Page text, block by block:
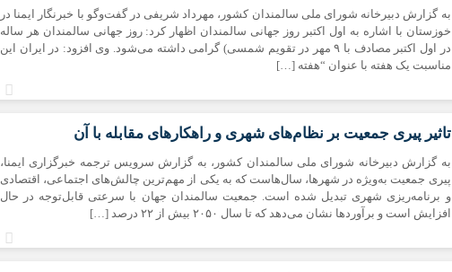
به گزارش دبیرخانه شورای ملی سالمندان کشور، مهرداد شریفی در گفت‌وگو با خبرنگار ایمنا در
خوزستان با اشاره به اول اکتبر روز جهانی سالمندان اظهار کرد: روز جهانی سالمندان هر ساله
در اول اکتبر مصادف با ۹ مهر در تقویم شمسی) گرامی داشته می‌شود. وی افزود: در ایران این
مناسبت یک هفته با عنوان “هفته […]
تاثیر پیری جمعیت بر نظام‌های شهری و راهکارهای مقابله با آن
به گزارش دبیرخانه شورای ملی سالمندان کشور، به گزارش سرویس ترجمه خبرگزاری ایمنا،
پیری جمعیت به‌ویژه در شهرها، سال‌هاست که به یکی از مهم‌ترین چالش‌های اجتماعی، اقتصادی
و برنامه‌ریزی شهری تبدیل شده است. جمعیت سالمندان جهان با سرعتی قابل‌توجه در حال
افزایش است و برآوردها نشان می‌دهد که تا سال ۲۰۵۰ بیش از ۲۲ درصد […]